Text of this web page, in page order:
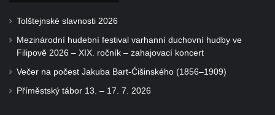
Tolštejnské slavnosti 2026
Mezinárodní hudební festival varhanní duchovní hudby ve
Filipově 2026 – XIX. ročník – zahajovací koncert
Večer na počest Jakuba Bart-Ćišinského (1856–1909)
Příměstský tábor 13. – 17. 7. 2026